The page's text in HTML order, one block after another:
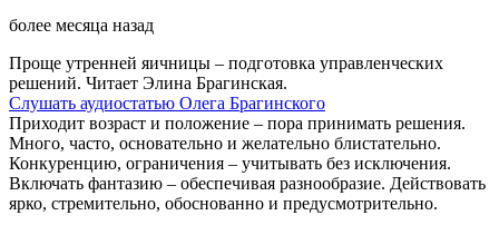
более месяца назад
Проще утренней яичницы – подготовка управленческих
решений. Читает Элина Брагинская.
Слушать аудиостатью Олега Брагинского
Приходит возраст и положение – пора принимать решения.
Много, часто, основательно и желательно блистательно.
Конкуренцию, ограничения – учитывать без исключения.
Включать фантазию – обеспечивая разнообразие. Действовать
ярко, стремительно, обоснованно и предусмотрительно.